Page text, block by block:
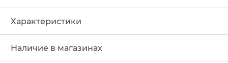
Характеристики
Наличие в магазинах